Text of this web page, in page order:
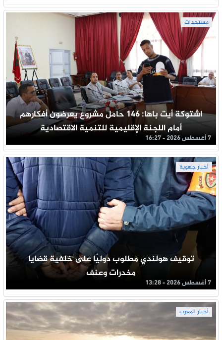
مستجدات
اشتوكة أيت باها: 146 حامل مشروع يعرضون أفكارهم
أمام اللجنة الإقليمية للتنمية الاقتصادية
7 أغسطس 2026 - 16:27
أخبار جهوية
توقيف هولندي مطلوب دوليًا على خلفية قضايا
مخدرات وعنف
7 أغسطس 2026 - 13:28
أخبار المغرب